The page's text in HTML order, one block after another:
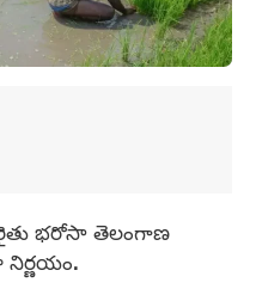
రైతు భరోసా తెలంగాణ